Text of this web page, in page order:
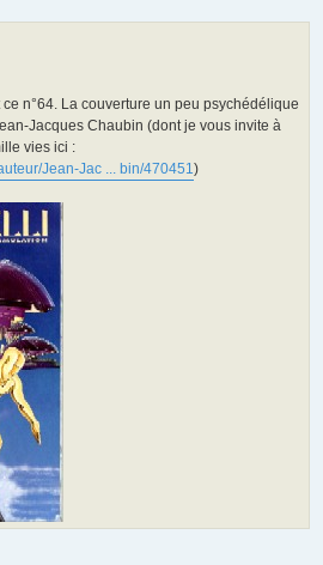
n°64. La couverture un peu psychédélique
Jacques Chaubin (dont je vous invite à
vies ici :
Jean-Jac ... bin/470451)